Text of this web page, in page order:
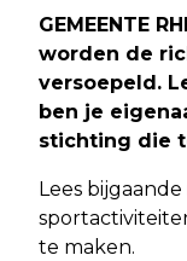
GEMEENTE
worden de
versoepeld.
ben je
stichting die
Lees
te maken.